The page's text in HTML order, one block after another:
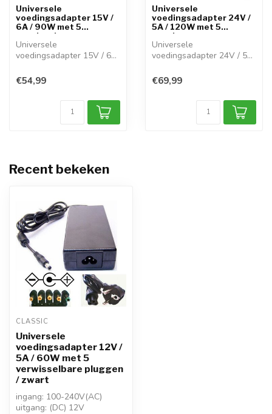
Universele
voedingsadapter 15V /
6A / 90W met 5
verwissel...
Universele
voedingsadapter 15V / 6A
€54,99
Universele
voedingsadapter 24V /
5A / 120W met 5
verwisse...
Universele
voedingsadapter 24V / 5A
€69,99
Recent bekeken
CLASSIC
Universele
voedingsadapter 12V /
5A / 60W met 5
verwisselbare pluggen
/ zwart
ingang: 100-240V(AC)
uitgang: (DC) 12V